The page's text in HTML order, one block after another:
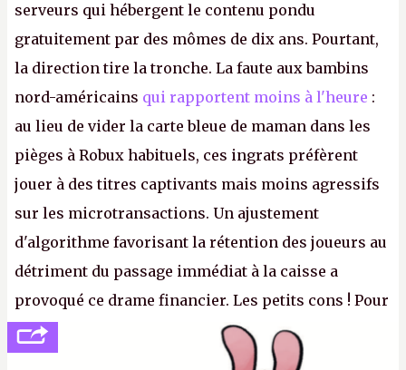
serveurs qui hébergent le contenu pondu
gratuitement par des mômes de dix ans. Pourtant,
la direction tire la tronche. La faute aux bambins
nord-américains qui rapportent moins à l'heure :
au lieu de vider la carte bleue de maman dans les
pièges à Robux habituels, ces ingrats préfèrent
jouer à des titres captivants mais moins agressifs
sur les microtransactions. Un ajustement
d'algorithme favorisant la rétention des joueurs au
détriment du passage immédiat à la caisse a
provoqué ce drame financier. Les petits cons ! Pour
se consoler, le PDG David Baszucki peut compter
sur le déblocage du jeu en Russie et l'explosion des